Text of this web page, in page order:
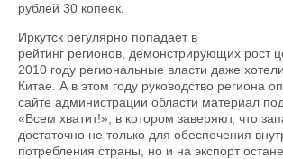
рублей 30 копеек.
Иркутск регулярно попадает в
рейтинг регионов, демонстрирующих рост
2010 году региональные власти даже
Китае. А в этом году руководство региона
сайте администрации области материал
«Всем хватит!», в котором заверяют, что
достаточно не только для обеспечения
потребления страны, но и на экспорт